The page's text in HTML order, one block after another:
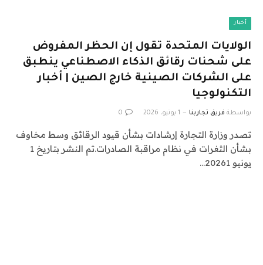
أخبار
الولايات المتحدة تقول إن الحظر المفروض
على شحنات رقائق الذكاء الاصطناعي ينطبق
على الشركات الصينية خارج الصين | أخبار
التكنولوجيا
بواسطة فريق تجاربنا 1 يونيو، 2026 0
تصدر وزارة التجارة إرشادات بشأن قيود الرقائق وسط مخاوف
بشأن الثغرات في نظام مراقبة الصادرات.تم النشر بتاريخ 1
يونيو 20261…